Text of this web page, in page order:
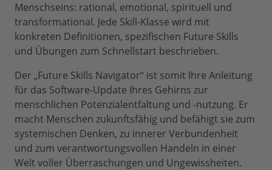
Menschseins: rational, emotional, spirituell und
transformational. Jede Skill-Klasse wird mit
konkreten Definitionen, spezifischen Future Skills
und Übungen zum Schnellstart beschrieben.
Der „Future Skills Navigator“ ist somit Ihre Anleitung
für das Software-Update Ihres Gehirns zur
menschlichen Potenzialentfaltung und -nutzung. Er
macht Menschen zukunftsfähig und befähigt sie zum
systemischen Denken, zu innerer Verbundenheit
und zum verantwortungsvollen Handeln in einer
Welt voller Überraschungen und Ungewissheiten.